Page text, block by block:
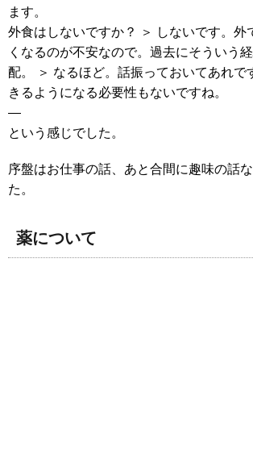
ます。
外食はしないですか？ ＞ しないです。外
くなるのが不安なので。過去にそういう
配。 ＞ なるほど。話振っておいてあれで
きるようになる必要性もないですね。
—
という感じでした。
序盤はお仕事の話、あと合間に趣味の話
た。
薬について